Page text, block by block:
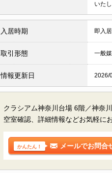
いた
入居時期 即入居
取引形態 一般
情報更新日 2026/
クラシアム神奈川台場 6階／神奈
空室確認、詳細情報などお気軽に
かんたん！ メールでお問合